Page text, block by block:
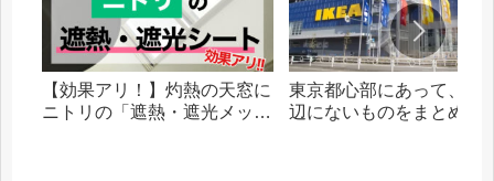
【効果アリ！】灼熱の天窓に
ニトリの「遮熱・遮光メッシ
東京都心部にあって、札
辺にないものをまとめま